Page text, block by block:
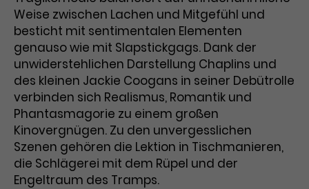
erhobenen Daten umfassen in
anonymisierter Form die Anzahl
der Besuche, die Quelle, aus der sie
stammen, und die besuchten
Seiten.
Name _gat_UA-63561367-1
Anbieter Google Analytics
Zweck
dient der Zuordnung von
Conversions zu Google Ads-
Kampagnen.
Name _gcl_dc
Anbieter Google / DoubleClick
Laufzeit 3 Monate
Weise zwischen Lachen und Mitgefühl und
besticht mit sentimentalen Elementen
genauso wie mit Slapstickgags. Dank der
unwiderstehlichen Darstellung Chaplins und
des kleinen Jackie Coogans in seiner Debütrolle
verbinden sich Realismus, Romantik und
Phantasmagorie zu einem großen
Kinovergnügen. Zu den unvergesslichen
Szenen gehören die Lektion in Tischmanieren,
die Schlägerei mit dem Rüpel und der
Engeltraum des Tramps.